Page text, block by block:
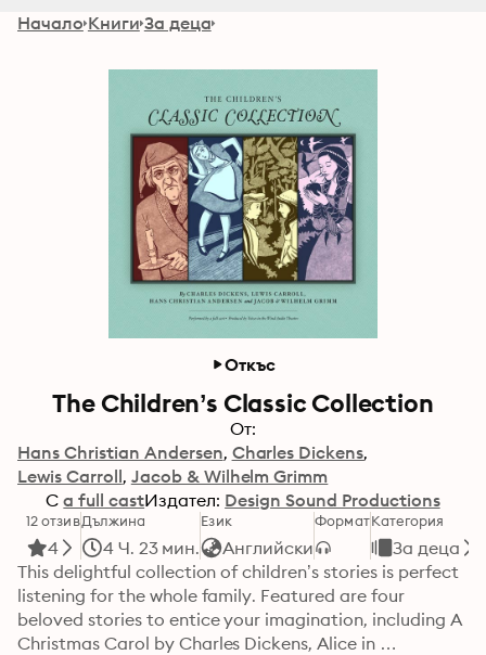
Начало Книги За деца
Откъс
The Children’s Classic Collection
От:
Hans Christian Andersen Charles Dickens
Lewis Carroll Jacob & Wilhelm Grimm
С a full castИздател: Design Sound Productions
12 отзив
4
Дължина
4 Ч. 23 мин.
Език
Английски
ФорматКатегория
За деца
This delightful collection of children’s stories is perfect
listening for the whole family. Featured are four
beloved stories to entice your imagination, including A
Christmas Carol by Charles Dickens, Alice in